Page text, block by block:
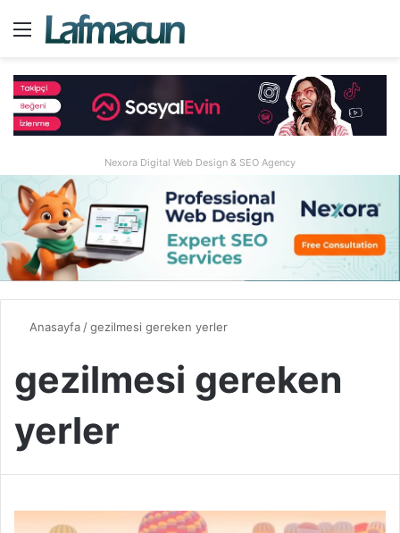
Menü
Nexora Digital Web Design & SEO Agency
Anasayfa/gezilmesi gereken yerler
gezilmesi gereken
yerler